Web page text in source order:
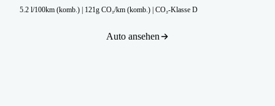
5.2 l/100km (komb.) | 121g CO₂/km (komb.) | CO₂-Klasse D
Auto ansehen